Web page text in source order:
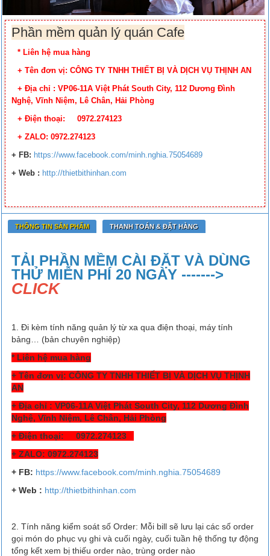
Phần mềm quản lý quán Cafe
* Liên hệ mua hàng
+ Tên đơn vị: CÔNG TY TNHH THIẾT BỊ VÀ DỊCH VỤ THỊNH AN
+ Địa chỉ : VP06-11A Việt Phát South City, 112 Dương Đình
Nghệ, Vĩnh Niệm, Lê Chân, Hải Phòng
+ Điện thoại: 0972.274123
+ ZALO: 0972.274123
+ FB: https://www.facebook.com/minh.nghia.75054689
+ Web : http://thietbithinhan.com
THÔNG TIN SẢN PHẨM THANH TOÁN & ĐẶT HÀNG
TẢI PHẦN MỀM CÀI ĐẶT VÀ DÙNG
THỬ MIỄN PHÍ 20 NGÀY ------->
CLICK
1. Đi kèm tính năng quản lý từ xa qua điện thoại, máy tính
bảng… (bản chuyên nghiệp)
* Liên hệ mua hàng
+ Tên đơn vị: CÔNG TY TNHH THIẾT BỊ VÀ DỊCH VỤ THỊNH
AN
+ Địa chỉ : VP06-11A Việt Phát South City, 112 Dương Đình
Nghệ, Vĩnh Niệm, Lê Chân, Hải Phòng
+ Điện thoại: 0972.274123
+ ZALO: 0972.274123
+ FB: https://www.facebook. com/minh.nghia.75054689
+ Web : http://thietbithinhan.com
2. Tính năng kiểm soát số Order: Mỗi bill sẽ lưu lại các số order
gọi món do phục vụ ghi và cuối ngày, cuối tuần hệ thống tự động
tổng kết xem bị thiếu order nào, trùng order nào